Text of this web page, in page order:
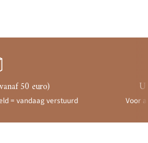
50 euro)
= vandaag verstuurd Voor